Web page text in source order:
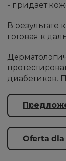
- придает
В результате
готовая к
диабетиков.
Oferta